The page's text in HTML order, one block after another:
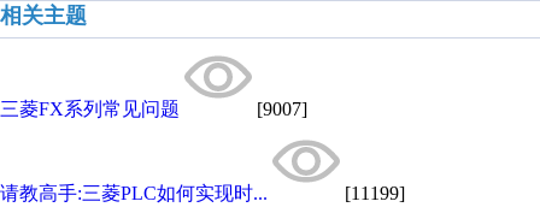
相关主题
三菱FX系列常见问题 [9007]
请教高手:三菱PLC如何实现时... [11199]